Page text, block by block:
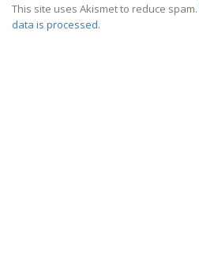
This site uses Akismet to reduce spam.
data is processed.